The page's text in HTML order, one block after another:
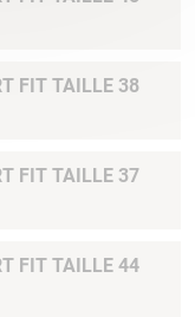
FIT TAILLE 38
FIT TAILLE 37
FIT TAILLE 44